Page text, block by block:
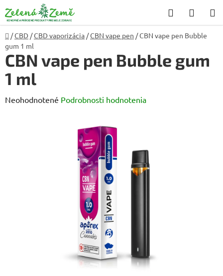
na
obsah
Hľadať
KOŠÍK
Domov
/CBD /CBD vaporizácia /CBN vape pen /CBN vape pen Bubble
gum 1 ml
CBN vape pen Bubble gum
1 ml
Priemerné
Neohodnotené Podrobnosti hodnotenia